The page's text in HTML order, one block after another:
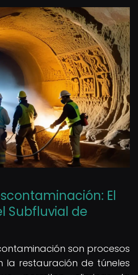
El
Subfluvial de
son procesos
la restauración de túneles